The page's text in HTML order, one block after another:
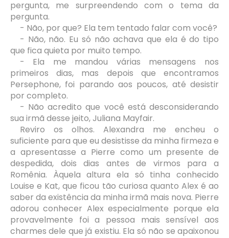
pergunta, me surpreendendo com o tema da
pergunta.
- Não, por que? Ela tem tentado falar com você?
- Não, não. Eu só não achava que ela é do tipo
que fica quieta por muito tempo.
- Ela me mandou várias mensagens nos
primeiros dias, mas depois que encontramos
Persephone, foi parando aos poucos, até desistir
por completo.
- Não acredito que você está desconsiderando
sua irmã desse jeito, Juliana Mayfair.
Reviro os olhos. Alexandra me encheu o
suficiente para que eu desistisse da minha firmeza e
a apresentasse a Pierre como um presente de
despedida, dois dias antes de virmos para a
Romênia. Àquela altura ela só tinha conhecido
Louise e Kat, que ficou tão curiosa quanto Alex é ao
saber da existência da minha irmã mais nova. Pierre
adorou conhecer Alex especialmente porque ela
provavelmente foi a pessoa mais sensível aos
charmes dele que já existiu. Ela só não se apaixonou